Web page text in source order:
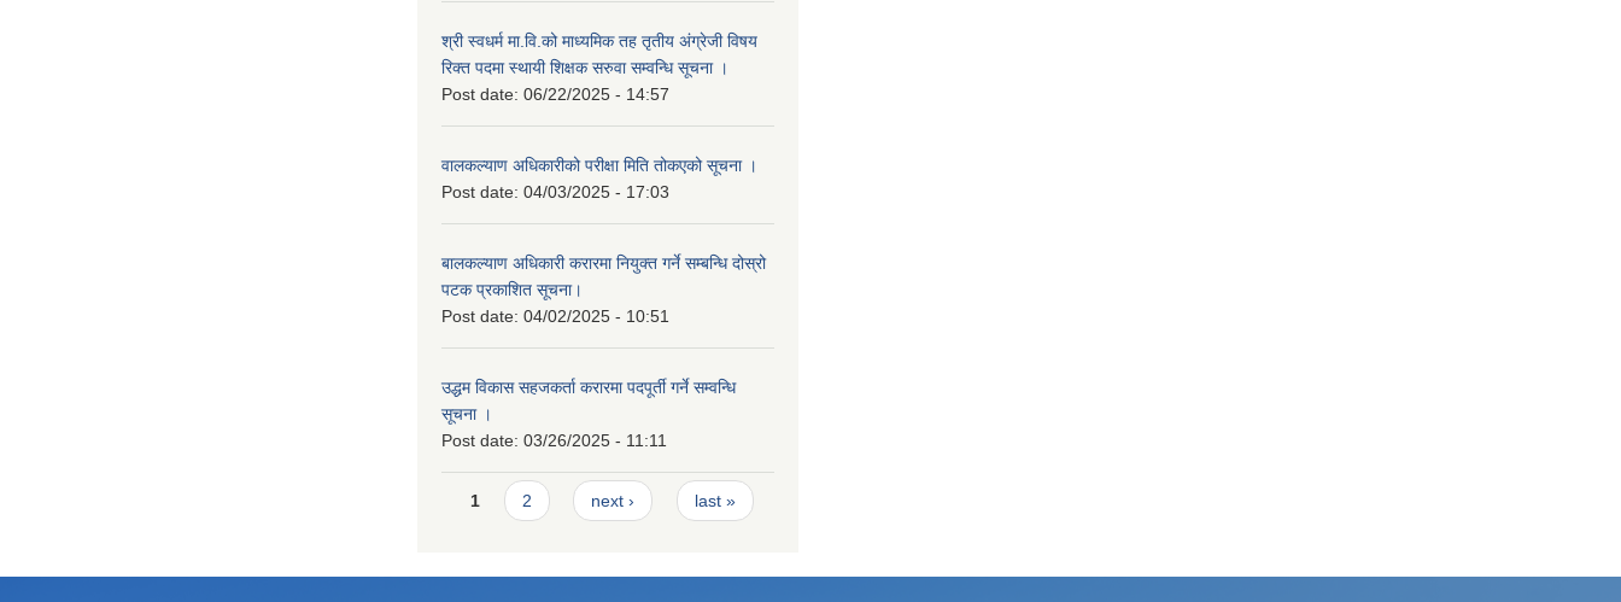
श्री स्वधर्म मा.वि.को माध्यमिक तह तृतीय अंग्रेजी विषय
रिक्त पदमा स्थायी शिक्षक सरुवा सम्वन्धि सूचना ।
Post date: 06/22/2025 - 14:57
वालकल्याण अधिकारीको परीक्षा मिति तोकएको सूचना ।
Post date: 04/03/2025 - 17:03
बालकल्याण अधिकारी करारमा नियुक्त गर्ने सम्बन्धि दोस्रो
पटक प्रकाशित सूचना।
Post date: 04/02/2025 - 10:51
उद्धम विकास सहजकर्ता करारमा पदपूर्ती गर्ने सम्वन्धि
सूचना ।
Post date: 03/26/2025 - 11:11
Pages
1 2 next › last »